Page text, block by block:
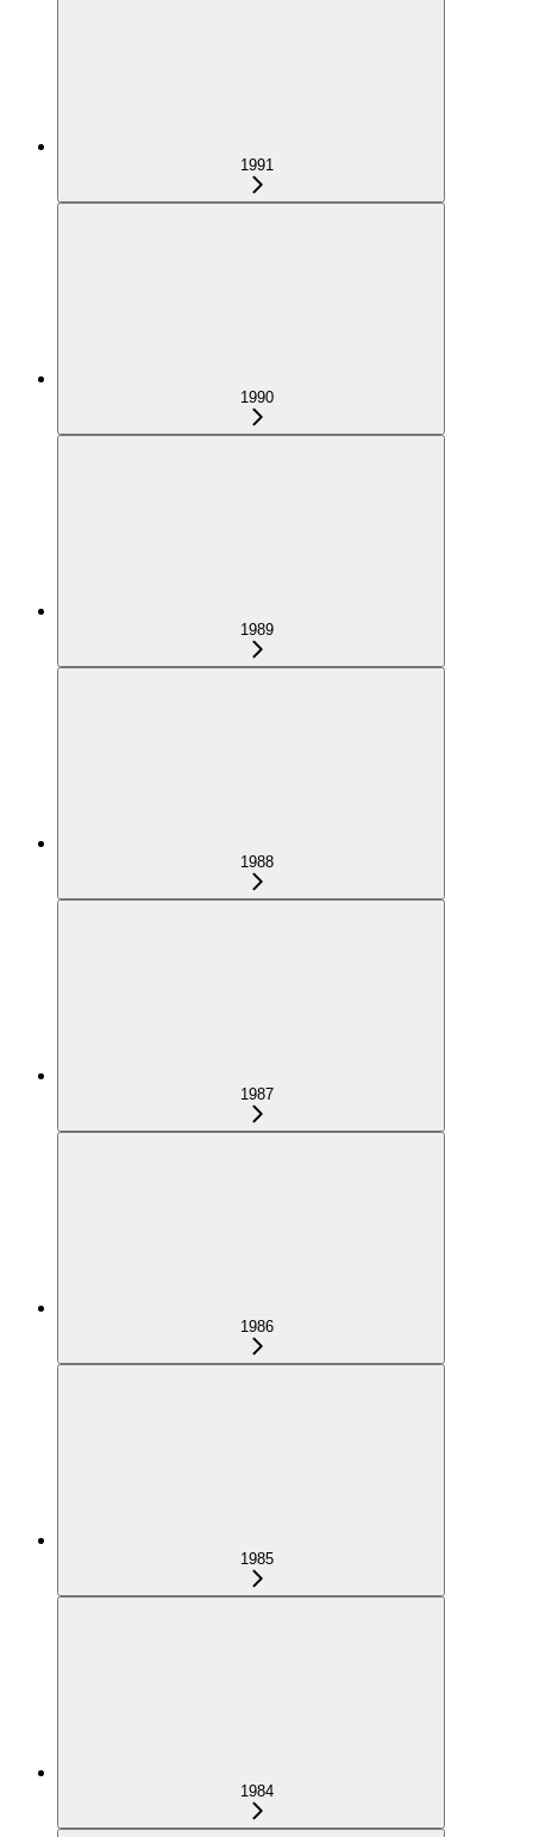
1991
1990
1989
1988
1987
1986
1985
1984